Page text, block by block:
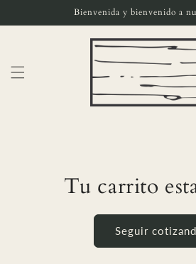
directamente
al contenido
Bienvenida y bienvenido a
Tu carrito
Seguir